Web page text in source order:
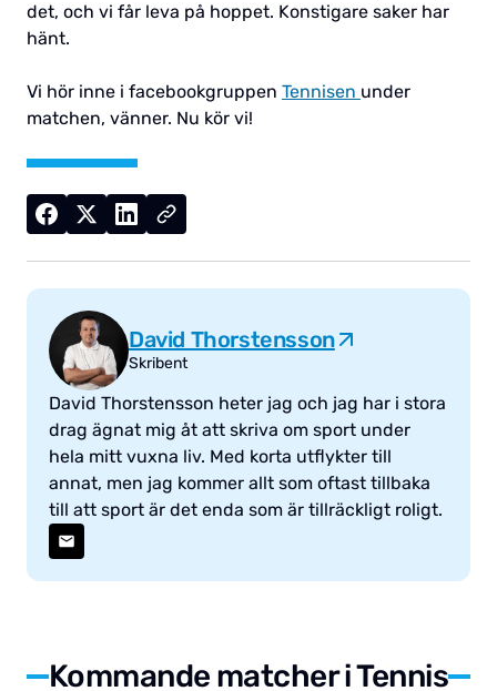
det, och vi får leva på hoppet. Konstigare saker har
hänt.
Vi hör inne i facebookgruppen Tennisen under
matchen, vänner. Nu kör vi!
David Thorstensson
Skribent
David Thorstensson heter jag och jag har i stora
drag ägnat mig åt att skriva om sport under
hela mitt vuxna liv. Med korta utflykter till
annat, men jag kommer allt som oftast tillbaka
till att sport är det enda som är tillräckligt roligt.
Kommande matcher i Tennis